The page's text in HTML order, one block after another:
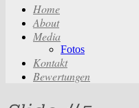
Home
About
Media
Fotos
Kontakt
Bewertungen